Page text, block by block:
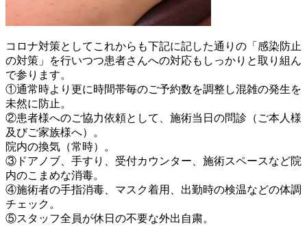
コロナ対策としてこれからも下記に記した通りの「感染防止
の対策」を行いつつ患者さんへの対応もしっかりと取り組ん
で参ります。
①通常時より更に時間帯毎のご予約数を調整し混雑の発生を
未然に防止。
②患者様へのご協力依頼として、施術当日の問診（ご本人様
及びご家族様へ）。
院内の換気（常時）。
③ドアノブ、手すり、受付カウンター、施術スペースなど院
内のこまめな消毒。
④施術者の手指消毒、マスク着用、出勤時の検温などの体調
チェック。
⑤スタッフ全員が休日の不要な外出自粛。